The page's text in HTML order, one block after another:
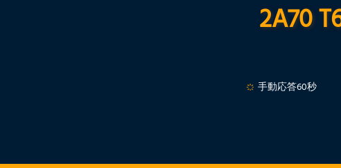
2A70
手動応答60秒